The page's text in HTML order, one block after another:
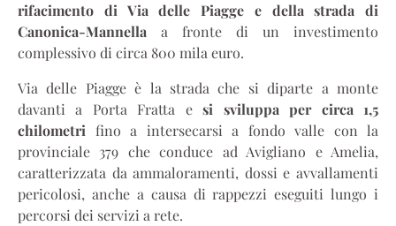
rifacimento di Via delle Piagge e della strada di
Canonica-Mannella a fronte di un investimento
complessivo di circa 800 mila euro.
Via delle Piagge è la strada che si diparte a monte
davanti a Porta Fratta esi sviluppa per circa 1,5
chilometri fino a intersecarsi a fondo valle con la
provinciale 379 che conduce ad Avigliano e Amelia,
caratterizzata da ammaloramenti, dossi e avvallamenti
pericolosi, anche a causa di rappezzi eseguiti lungo i
percorsi dei servizi a rete.